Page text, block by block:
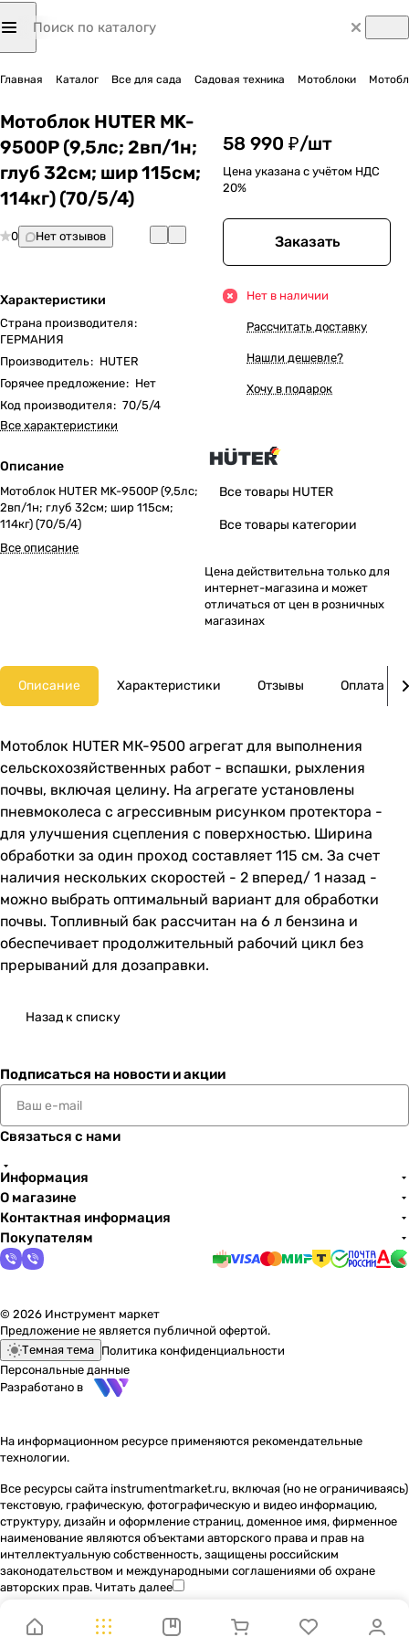
Главная Каталог Все для сада Садовая техника Мотоблоки
Мотоблок HUTER MK-
9500P (9,5лс; 2вп/1н;
глуб 32см; шир 115см;
114кг) (70/5/4)
0 Нет отзывов
Характеристики
Страна производителя:
ГЕРМАНИЯ
Производитель: HUTER
Горячее предложение: Нет
Код производителя: 70/5/4
Все характеристики
Описание
Мотоблок HUTER MK-9500P (9,5лс;
2вп/1н; глуб 32см; шир 115см;
114кг) (70/5/4)
Все описание
58 990 ₽/шт
Цена указана с учётом НДС
20%
Заказать
Нет в наличии
Рассчитать доставку
Нашли дешевле?
Хочу в подарок
Все товары HUTER
Все товары категории
Цена действительна только для
интернет-магазина и может
отличаться от цен в розничных
магазинах
Описание Характеристики Отзывы Оплата
Мотоблок HUTER МК-9500 агрегат для выполнения
сельскохозяйственных работ - вспашки, рыхления
почвы, включая целину. На агрегате установлены
пневмоколеса с агрессивным рисунком протектора -
для улучшения сцепления с поверхностью. Ширина
обработки за один проход составляет 115 см. За счет
наличия нескольких скоростей - 2 вперед/ 1 назад -
можно выбрать оптимальный вариант для обработки
почвы. Топливный бак рассчитан на 6 л бензина и
обеспечивает продолжительный рабочий цикл без
прерываний для дозаправки.
Назад к списку
Подписаться на новости и акции
Связаться с нами
Информация
О магазине
Контактная информация
Покупателям
© 2026 Инструмент маркет
Предложение не является публичной офертой.
Темная тема Политика конфиденциальности
Персональные данные
Разработано в
На информационном ресурсе применяются рекомендательные
технологии.
Все ресурсы сайта instrumentmarket.ru, включая (но не ограничиваясь)
текстовую, графическую, фотографическую и видео информацию,
структуру, дизайн и оформление страниц, доменное имя, фирменное
наименование являются объектами авторского права и прав на
интеллектуальную собственность, защищены российским
законодательством и международными соглашениями об охране
авторских прав. Читать далее